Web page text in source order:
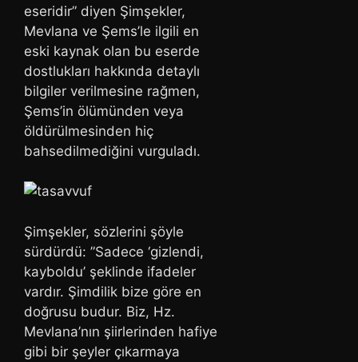
eseridir” diyen Şimşekler,
Mevlana ve Şems’le ilgili en
eski kaynak olan bu eserde
dostlukları hakkında detaylı
bilgiler verilmesine rağmen,
Şems’in ölümünden veya
öldürülmesinden hiç
bahsedilmediğini vurguladı.
Şimşekler, sözlerini şöyle
sürdürdü: ”Sadece ‘gizlendi,
kayboldu’ şeklinde ifadeler
vardır. Şimdilik bize göre en
doğrusu budur. Biz, Hz.
Mevlana’nın şiirlerinden hafiye
gibi bir şeyler çıkarmaya